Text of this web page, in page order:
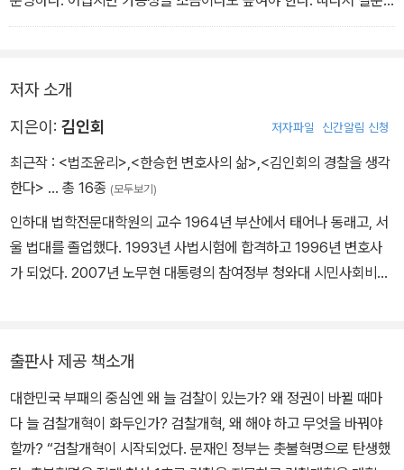
은 바뀌어야 한다. 검찰개혁을 성공하려면 무엇을 해야 하는가?
저자 소개
지은이: 김인회 저자파일 신간알림 신청
최근작 : <법조윤리> <한승헌 변호사의 삶> <김인회의 경찰을 생각
한다> … 총 16종 (모두보기)
인하대 법학전문대학원의 교수 1964년 부산에서 태어나 동래고, 서
울 법대를 졸업했다. 1993년 사법시험에 합격하고 1996년 변호사
가 되었다. 2007년 노무현 대통령의 참여정부 청와대 시민사회비서
사소송법》 《김인회의 경찰을 생각한다》 《김인회의 사법개혁을 생각
한다》 《문재인, 김인회의 검찰을 생각한다》(공저), 《정의의 미래 “공
정”》 《윤리의 미래 “좋은 삶”》 《시민의 광장으로 내려온 법정》 《문
제는 검찰이다》 《정의가 희망인 이유》 《법조윤리》(공저), 《로스쿨
출판사 제공 책소개
대한민국 부패의 중심엔 왜 늘 검찰이 있는가? 왜 정권이 바뀔 때마
다 늘 검찰개혁이 화두인가? 검찰개혁, 왜 해야 하고 무엇을 바꿔야
할까? “검찰개혁이 시작되었다. 문재인 정부는 촛불혁명으로 탄생했